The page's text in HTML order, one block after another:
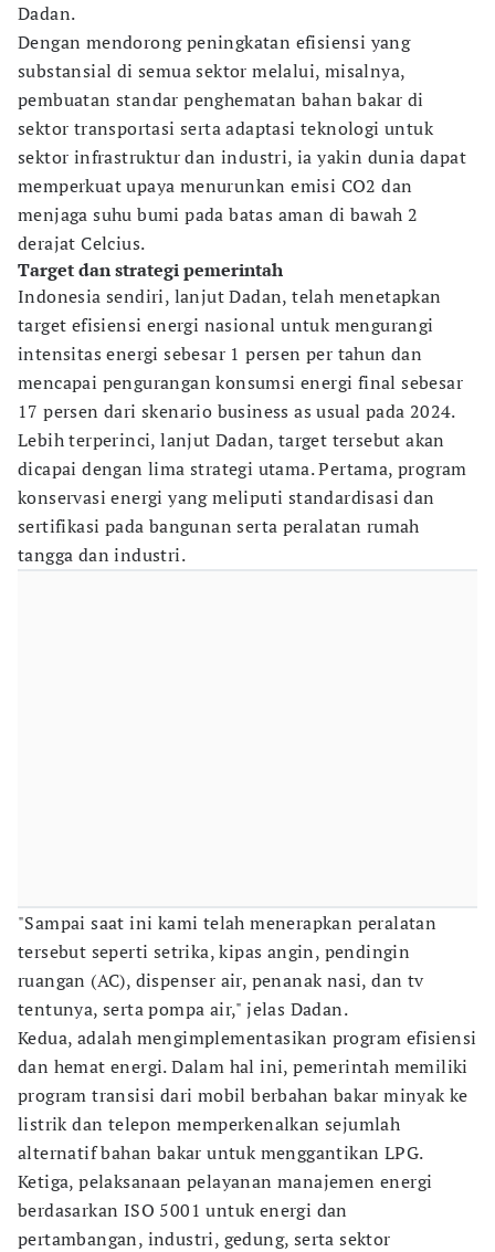
Dadan.
Dengan mendorong peningkatan efisiensi yang
substansial di semua sektor melalui, misalnya,
pembuatan standar penghematan bahan bakar di
sektor transportasi serta adaptasi teknologi untuk
sektor infrastruktur dan industri, ia yakin dunia dapat
memperkuat upaya menurunkan emisi CO2 dan
menjaga suhu bumi pada batas aman di bawah 2
derajat Celcius.
Target dan strategi pemerintah
Indonesia sendiri, lanjut Dadan, telah menetapkan
target efisiensi energi nasional untuk mengurangi
intensitas energi sebesar 1 persen per tahun dan
mencapai pengurangan konsumsi energi final sebesar
17 persen dari skenario business as usual pada 2024.
Lebih terperinci, lanjut Dadan, target tersebut akan
dicapai dengan lima strategi utama. Pertama, program
konservasi energi yang meliputi standardisasi dan
sertifikasi pada bangunan serta peralatan rumah
tangga dan industri.
"Sampai saat ini kami telah menerapkan peralatan
tersebut seperti setrika, kipas angin, pendingin
ruangan (AC), dispenser air, penanak nasi, dan tv
tentunya, serta pompa air," jelas Dadan.
Kedua, adalah mengimplementasikan program efisiensi
dan hemat energi. Dalam hal ini, pemerintah memiliki
program transisi dari mobil berbahan bakar minyak ke
listrik dan telepon memperkenalkan sejumlah
alternatif bahan bakar untuk menggantikan LPG.
Ketiga, pelaksanaan pelayanan manajemen energi
berdasarkan ISO 5001 untuk energi dan
pertambangan, industri, gedung, serta sektor